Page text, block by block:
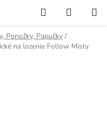
Hľadať
KOŠÍK
Ponožky, Papučky /
na lozenie Follow Misty